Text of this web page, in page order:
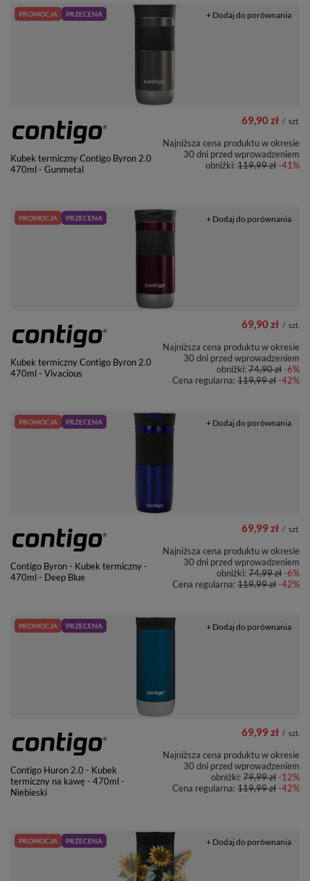
PROMOCJA PRZECENA
Kubek termiczny Contigo Byron 2.0
470ml - Gunmetal
69,90 zł / szt.
Najniższa cena produktu w okresie
30 dni przed wprowadzeniem
obniżki:119,99 zł-41%
+ Dodaj do porównania
PROMOCJA PRZECENA
Kubek termiczny Contigo Byron 2.0
470ml - Vivacious
69,90 zł / szt.
Najniższa cena produktu w okresie
30 dni przed wprowadzeniem
obniżki:74,90 zł-6%
Cena regularna:119,99 zł-42%
+ Dodaj do porównania
PROMOCJA PRZECENA
Contigo Byron - Kubek termiczny -
470ml - Deep Blue
69,99 zł / szt.
Najniższa cena produktu w okresie
30 dni przed wprowadzeniem
obniżki:74,99 zł-6%
Cena regularna:119,99 zł-42%
+ Dodaj do porównania
PROMOCJA PRZECENA
Contigo Huron 2.0 - Kubek
termiczny na kawę - 470ml -
Niebieski
69,99 zł / szt.
Najniższa cena produktu w okresie
30 dni przed wprowadzeniem
obniżki:79,99 zł-12%
Cena regularna:119,99 zł-42%
+ Dodaj do porównania
PROMOCJA PRZECENA + Dodaj do porównania